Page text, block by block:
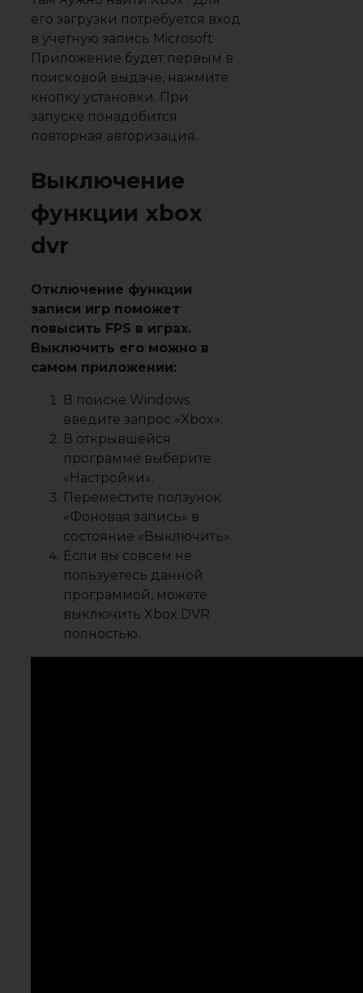
его загрузки потребуется вход
в учетную запись Microsoft .
Приложение будет первым в
поисковой выдаче, нажмите
кнопку установки. При
запуске понадобится
повторная авторизация.
Выключение
функции xbox
dvr
Отключение функции
записи игр поможет
повысить FPS в играх.
Выключить его можно в
самом приложении:
В поиске Windows
введите запрос «Xbox».
В открывшейся
программе выберите
«Настройки».
Переместите ползунок
«Фоновая запись» в
состояние «Выключить».
Если вы совсем не
пользуетесь данной
программой, можете
выключить Xbox DVR
полностью.